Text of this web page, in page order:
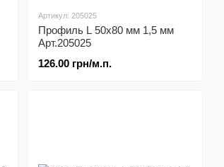
Артикул: 205025
Профиль L 50x80 мм 1,5 мм
Арт.205025
126.00 грн/м.п.